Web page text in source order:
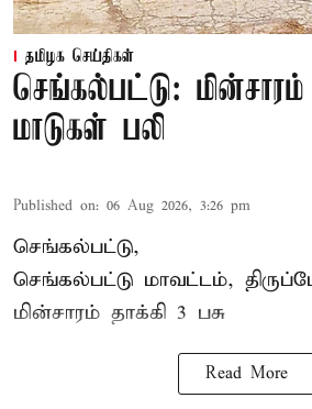
தமிழக செய்திகள்
செங்கல்பட்டு: மின்சாரம்
மாடுகள் பலி
Published on: 06 Aug 2026, 3:26 pm
செங்கல்பட்டு,
செங்கல்பட்டு மாவட்டம்,
மின்சாரம் தாக்கி 3 பசு
Read More